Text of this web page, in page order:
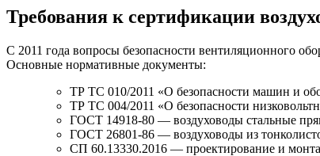
Требования к сертификации
С 2011 года вопросы безопасности вентиляционного
Основные нормативные документы:
ТР ТС 010/2011 «О безопасности машин и
ТР ТС 004/2011 «О безопасности
ГОСТ 14918-80 — воздуховоды стальные
ГОСТ 26801-86 — воздуховоды из
СП 60.13330.2016 — проектирование и